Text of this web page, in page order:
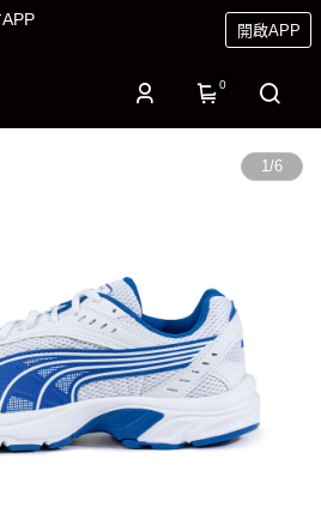
開啟APP
0
1/6